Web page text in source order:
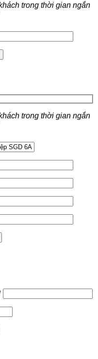
trong thời gian ngắn
trong thời gian ngắn